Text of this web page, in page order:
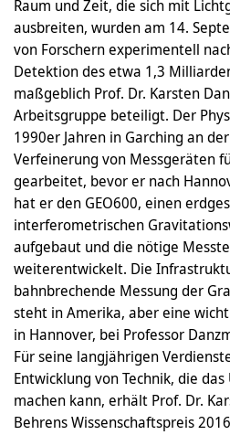
Raum und Zeit, die sich mit
ausbreiten, wurden am 14.
von Forschern experimentell
Detektion des etwa 1,3
maßgeblich Prof. Dr. Karsten
Arbeitsgruppe beteiligt. Der
1990er Jahren in Garching an
Verfeinerung von Messgeräten
gearbeitet, bevor er nach
hat er den GEO600, einen
interferometrischen
aufgebaut und die nötige
weiterentwickelt. Die
bahnbrechende Messung der
steht in Amerika, aber eine
in Hannover, bei Professor
Für seine langjährigen
Entwicklung von Technik, die
machen kann, erhält Prof. Dr.
Behrens Wissenschaftspreis